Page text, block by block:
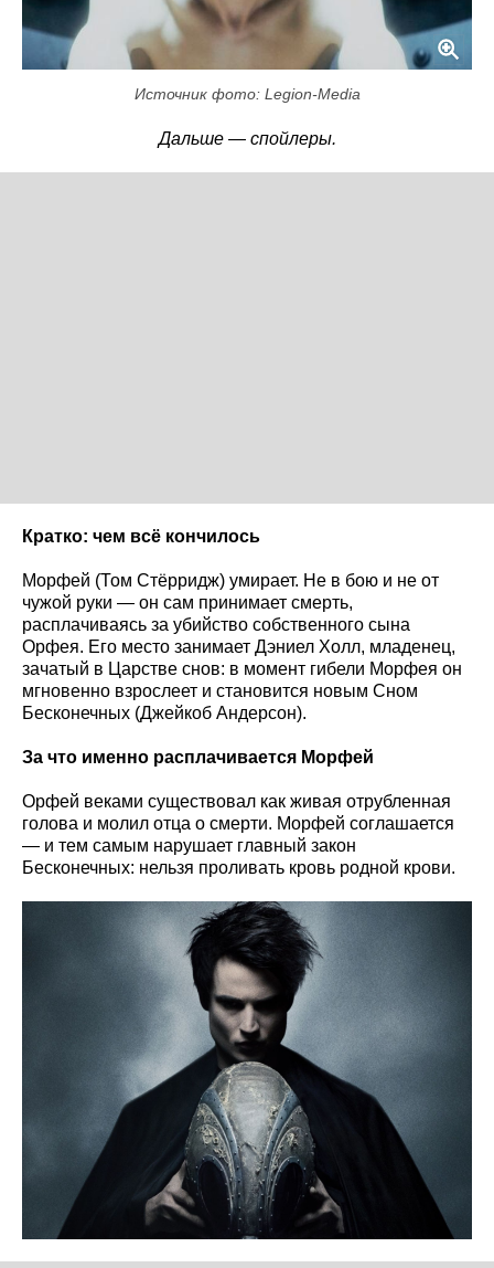
Источник фото: Legion-Media
Дальше — спойлеры.
Кратко: чем всё кончилось
Морфей (Том Стёрридж) умирает. Не в бою и не от
чужой руки — он сам принимает смерть,
расплачиваясь за убийство собственного сына
Орфея. Его место занимает Дэниел Холл, младенец,
зачатый в Царстве снов: в момент гибели Морфея он
мгновенно взрослеет и становится новым Сном
Бесконечных (Джейкоб Андерсон).
За что именно расплачивается Морфей
Орфей веками существовал как живая отрубленная
голова и молил отца о смерти. Морфей соглашается
— и тем самым нарушает главный закон
Бесконечных: нельзя проливать кровь родной крови.